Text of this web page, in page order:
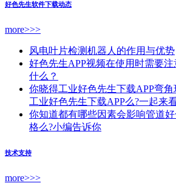
好色先生软件下载动态
more>>>
风电叶片检测机器人的作用与优势
好色先生APP视频在使用时需要注意
什么？
你晓得工业好色先生下载APP弯
工业好色先生下载APP么?一起来
你知道都有哪些因素会影响管道
格么?小编告诉你
技术支持
more>>>